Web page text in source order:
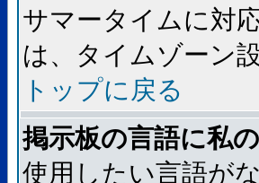
サマータイムに対
は、タイムゾーン
トップに戻る
掲示板の言語に私
使用したい言語が